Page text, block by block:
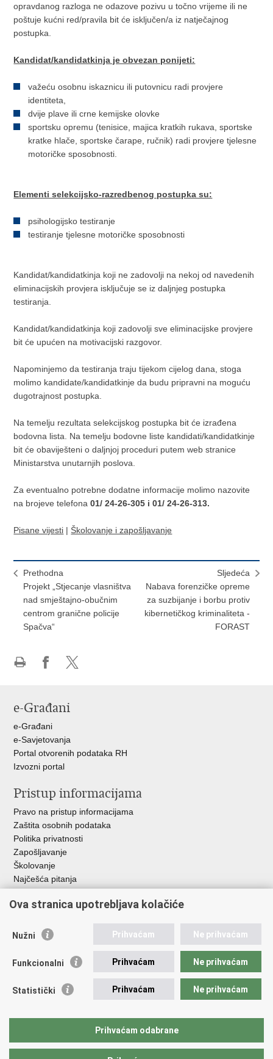
opravdanog razloga ne odazove pozivu u točno vrijeme ili ne
poštuje kućni red/pravila bit će isključen/a iz natječajnog
postupka.
Kandidat/kandidatkinja je obvezan ponijeti:
važeću osobnu iskaznicu ili putovnicu radi provjere
identiteta,
dvije plave ili crne kemijske olovke
sportsku opremu (tenisice, majica kratkih rukava, sportske
kratke hlače, sportske čarape, ručnik) radi provjere tjelesne
motoričke sposobnosti.
Elementi selekcijsko-razredbenog postupka su:
psihologijsko testiranje
testiranje tjelesne motoričke sposobnosti
Kandidat/kandidatkinja koji ne zadovolji na nekoj od navedenih
eliminacijskih provjera isključuje se iz daljnjeg postupka
testiranja.
Kandidat/kandidatkinja koji zadovolji sve eliminacijske provjere
bit će upućen na motivacijski razgovor.
Napominjemo da testiranja traju tijekom cijelog dana, stoga
molimo kandidate/kandidatkinje da budu pripravni na moguću
dugotrajnost postupka.
Na temelju rezultata selekcijskog postupka bit će izrađena
bodovna lista. Na temelju bodovne liste kandidati/kandidatkinje
bit će obaviješteni o daljnjoj proceduri putem web stranice
Ministarstva unutarnjih poslova.
Za eventualno potrebne dodatne informacije molimo nazovite
na brojeve telefona01/ 24-26-305 i 01/ 24-26-313.
Pisane vijesti | Školovanje i zapošljavanje
Prethodna
Projekt „Stjecanje vlasništva
nad smještajno-obučnim
centrom granične policije
Spačva“
Sljedeća
Nabava forenzičke opreme
za suzbijanje i borbu protiv
kibernetičkog kriminaliteta -
FORAST
Facebooku
X-
e-Građani
e-Građani
e-Savjetovanja
Portal otvorenih podataka RH
Izvozni portal
Pristup informacijama
Pravo na pristup informacijama
Zaštita osobnih podataka
Politika privatnosti
Zapošljavanje
Školovanje
Najčešća pitanja
Važne poveznice
EMN Nacionalna kontaktna točka za Republiku Hrvatsku
Policijska akademija
Zaklada policijske solidarnosti
Udruge
Ova stranica upotrebljava kolačiće
Nužni Prihvaćam Ne prihvaćam
Funkcionalni Prihvaćam Ne prihvaćam
Statistički Prihvaćam Ne prihvaćam
Prihvaćam odabrane